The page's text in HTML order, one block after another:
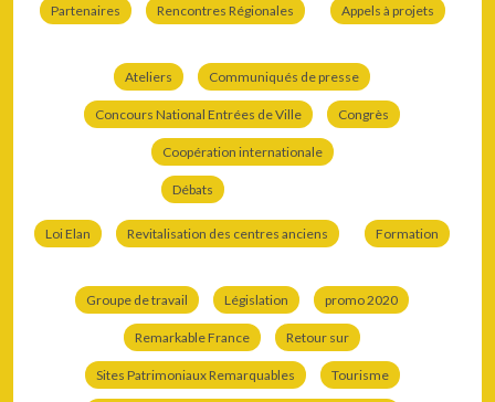
Partenaires Rencontres Régionales Appels à projets
Ateliers Communiqués de presse
Concours National Entrées de Ville Congrès
Coopération internationale
Débats
Loi Elan Revitalisation des centres anciens Formation
Groupe de travail Législation promo 2020
Remarkable France Retour sur
Sites Patrimoniaux Remarquables Tourisme